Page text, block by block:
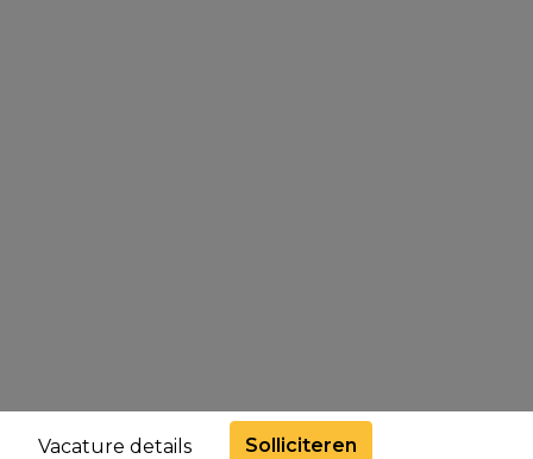
Vacature details Solliciteren